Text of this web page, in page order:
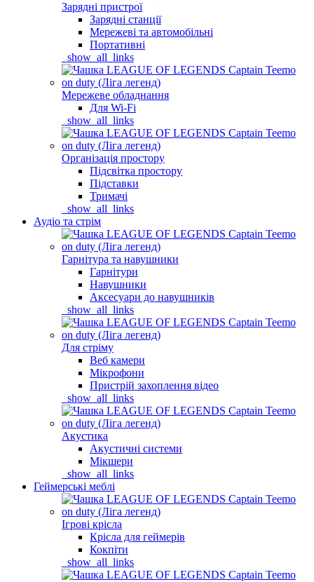
Зарядні пристрої
Зарядні станції
Мережеві та автомобільні
Портативні
_show_all_links
Мережеве обладнання
Для Wi-Fi
_show_all_links
Організація простору
Підсвітка простору
Підставки
Тримачі
_show_all_links
Аудіо та стрім
Гарнітура та навушники
Гарнітури
Навушники
Аксесуари до навушників
_show_all_links
Для стріму
Веб камери
Мікрофони
Пристрій захоплення відео
_show_all_links
Акустика
Акустичні системи
Мікшери
_show_all_links
Геймерські меблі
Ігрові крісла
Крісла для геймерів
Кокпіти
_show_all_links